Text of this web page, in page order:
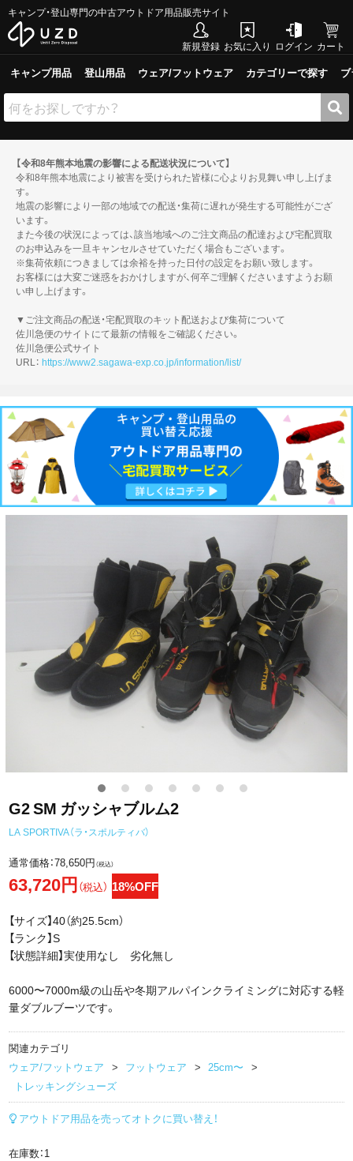
キャンプ・登山専門の中古アウトドア用品販売サイト
新規登録 お気に入り ログイン カート
キャンプ用品 登山用品 ウェア/フットウェア カテゴリーで探す
【令和8年熊本地震の影響による配送状況について】
令和8年熊本地震により被害を受けられた皆様に心よりお見舞い申し上げま
す。
地震の影響により一部の地域での配送・集荷に遅れが発生する可能性がござ
います。
また今後の状況によっては、該当地域へのご注文商品の配達および宅配買取
のお申込みを一旦キャンセルさせていただく場合もございます。
※集荷依頼につきましては余裕を持った日付の設定をお願い致します。
お客様には大変ご迷惑をおかけしますが、何卒ご理解くださいますようお願
い申し上げます。
▼ご注文商品の配送・宅配買取のキット配送および集荷について
佐川急便のサイトにて最新の情報をご確認ください。
佐川急便公式サイト
URL： https://www2.sagawa-exp.co.jp/information/list/
G2 SM ガッシャブルム2
LA SPORTIVA（ラ・スポルティバ）
通常価格：78,650円（税込）
63,720円（税込） 18%OFF
【サイズ】40（約25.5cm）
【ランク】S
【状態詳細】実使用なし 劣化無し
6000〜7000m級の山岳や冬期アルパインクライミングに対応する軽
量ダブルブーツです。
関連カテゴリ
ウェア/フットウェア
フットウェア
25cm〜
トレッキングシューズ
アウトドア用品を売ってオトクに買い替え！
在庫数：1